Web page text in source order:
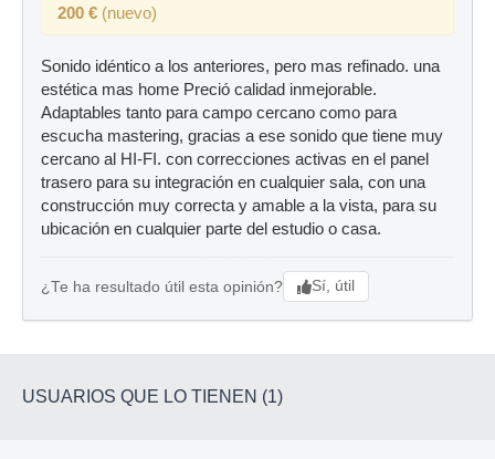
200 € (nuevo)
Sonido idéntico a los anteriores, pero mas refinado. una
estética mas home Preció calidad inmejorable.
Adaptables tanto para campo cercano como para
escucha mastering, gracias a ese sonido que tiene muy
cercano al HI-FI. con correcciones activas en el panel
trasero para su integración en cualquier sala, con una
construcción muy correcta y amable a la vista, para su
ubicación en cualquier parte del estudio o casa.
¿Te ha resultado útil esta opinión? Sí, útil
USUARIOS QUE LO TIENEN (1)